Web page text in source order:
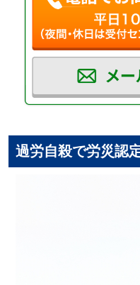
過労自殺で労災認